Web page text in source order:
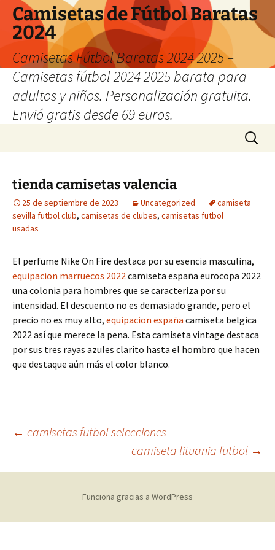
Camisetas de Fútbol Baratas
2024
Camisetas Fútbol Baratas 2024 2025 –
Camisetas fútbol 2024 2025 barata para
adultos y niños. Personalización gratuita.
Envió gratis desde 69 euros.
Buscar:
tienda camisetas valencia
25 de septiembre de 2023 Uncategorized
camiseta
sevilla futbol club, camisetas de clubes, camisetas futbol
usadas
El perfume Nike On Fire destaca por su esencia masculina,
equipacion marruecos 2022camiseta españa eurocopa 2022
una colonia para hombres que se caracteriza por su
intensidad. El descuento no es demasiado grande, pero el
precio no es muy alto, equipacion españa camiseta belgica
2022 así que merece la pena. Esta camiseta vintage destaca
por sus tres rayas azules clarito hasta el hombro que hacen
que destaque aún más el color blanco.
Navegación
de
entradas
← camisetas futbol selecciones
camiseta lituania futbol →
Funciona gracias a WordPress